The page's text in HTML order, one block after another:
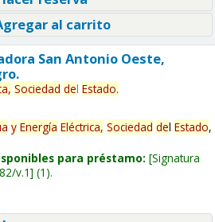
al carrito
San Antonio Oeste,
Sociedad del Estado.
y Energía Eléctrica, Sociedad del Estado,
para préstamo: Signatura
v.1 (1).